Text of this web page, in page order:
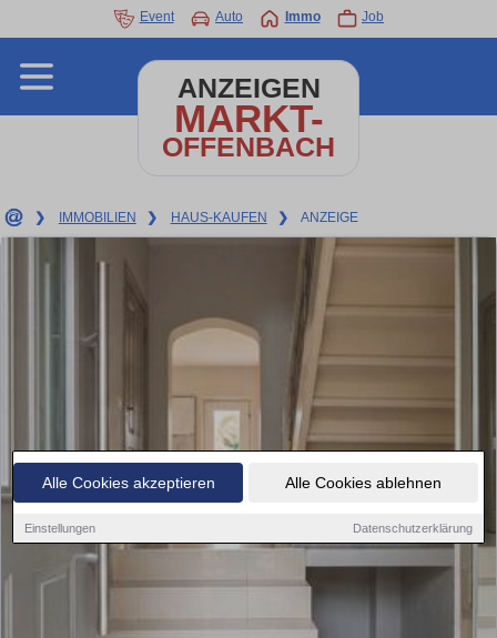
Alle Cookies akzeptieren Alle Cookies ablehnen
Einstellungen Datenschutzerklärung
Event Auto Immo Job
ANZEIGEN
MARKT-
OFFENBACH
❯ IMMOBILIEN ❯ HAUS-KAUFEN ❯ ANZEIGE